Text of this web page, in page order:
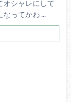
オシャレにして
ってかわ ...